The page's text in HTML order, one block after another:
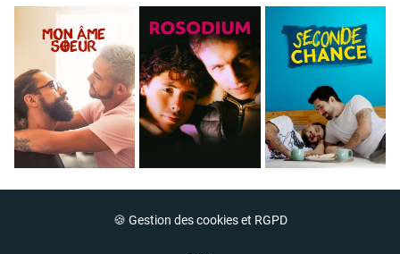
🍪 Gestion des cookies et RGPD